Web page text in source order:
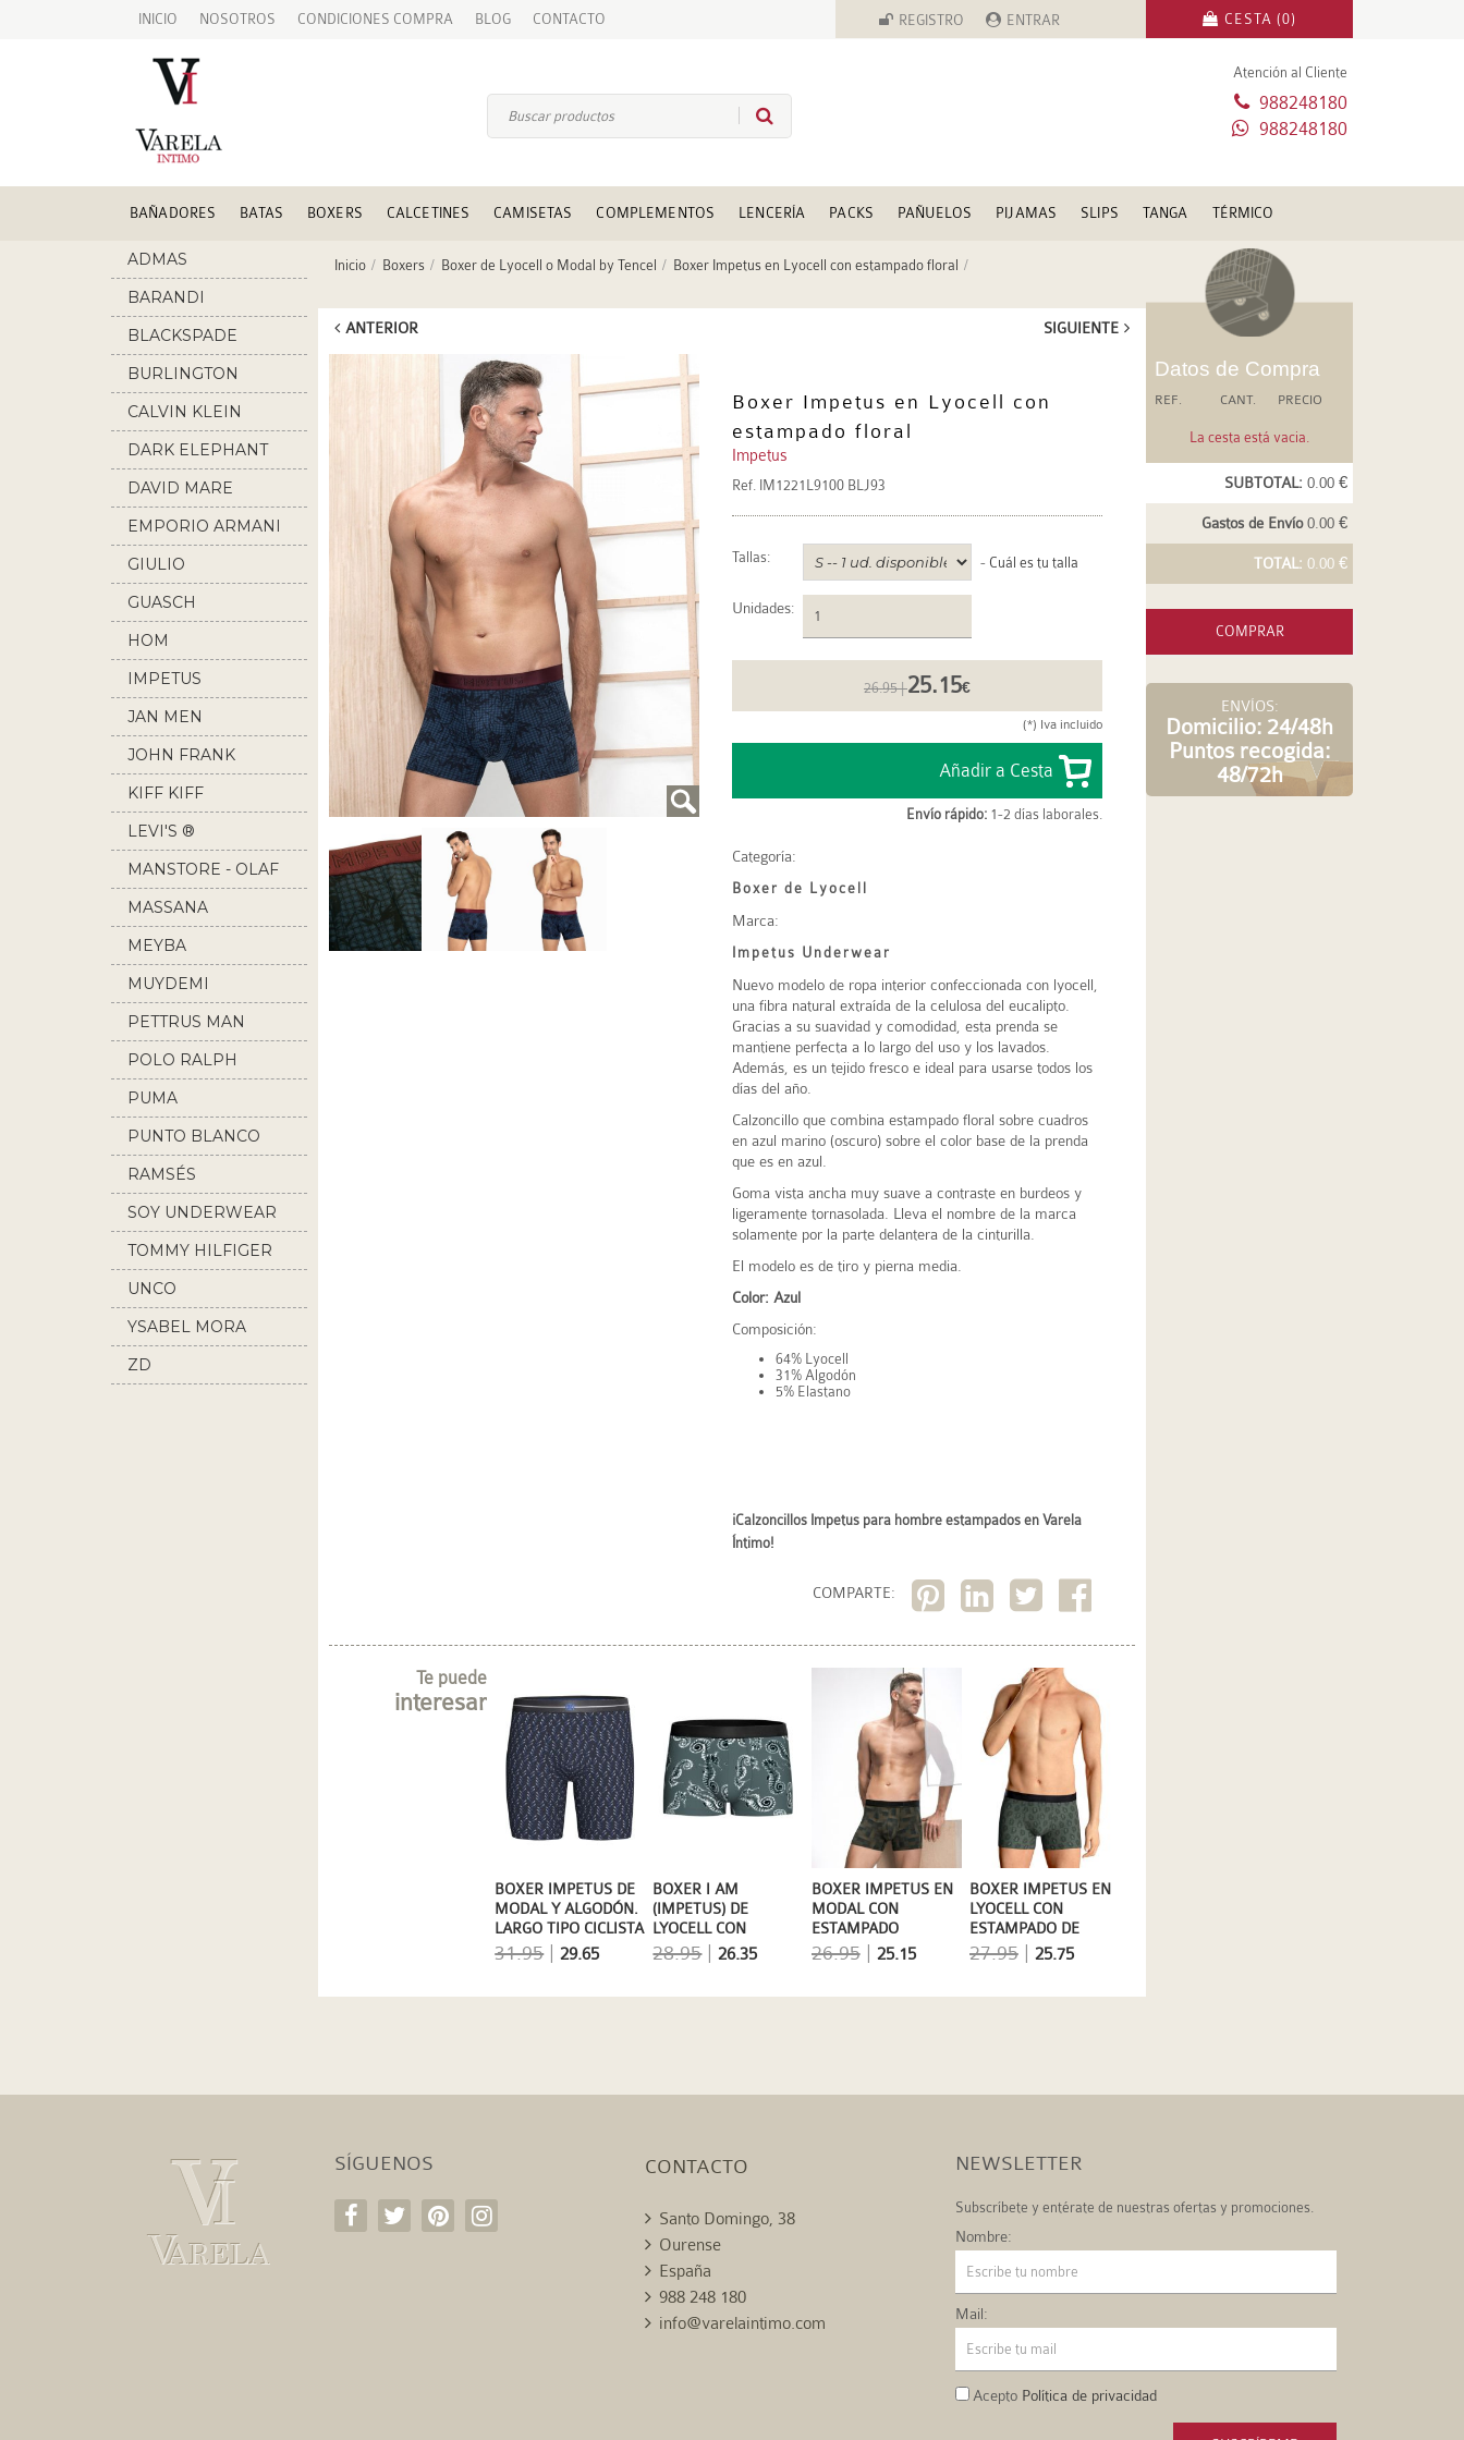
INICIO NOSOTROS CONDICIONES COMPRA BLOG CONTACTO REGISTRO ENTRAR CESTA (0)
Atención al Cliente
988248180
988248180
BAÑADORES BATAS BOXERS CALCETINES CAMISETAS COMPLEMENTOS LENCERÍA PACKS PAÑUELOS PIJAMAS SLIPS TANGA TÉRMICO
ADMAS
BARANDI
BLACKSPADE
BURLINGTON
CALVIN KLEIN
DARK ELEPHANT
DAVID MARE
EMPORIO ARMANI
GIULIO
GUASCH
HOM
IMPETUS
JAN MEN
JOHN FRANK
KIFF KIFF
LEVI'S ®
MANSTORE - OLAF
BENZ
MASSANA
MEYBA
MUYDEMI
PETTRUS MAN
POLO RALPH
LAUREN
PUMA
PUNTO BLANCO
RAMSÉS
SOY UNDERWEAR
TOMMY HILFIGER
UNCO
YSABEL MORA
ZD
Inicio Boxers Boxer de Lyocell o Modal by Tencel Boxer Impetus en Lyocell con estampado floral
ANTERIOR SIGUIENTE
Boxer Impetus en Lyocell con
estampado floral
Impetus
Ref. IM1221L9100 BLJ93
Tallas: - Cuál es tu talla
Unidades:
26.95 |25.15€
(*) Iva incluido
Envío rápido: 1-2 días laborales.
Categoría:
Boxer de Lyocell
Marca:
Impetus Underwear
Nuevo modelo de ropa interior confeccionada con lyocell,
una fibra natural extraída de la celulosa del eucalipto.
Gracias a su suavidad y comodidad, esta prenda se
mantiene perfecta a lo largo del uso y los lavados.
Además, es un tejido fresco e ideal para usarse todos los
días del año.
Calzoncillo que combina estampado floral sobre cuadros
en azul marino (oscuro) sobre el color base de la prenda
que es en azul.
Goma vista ancha muy suave a contraste en burdeos y
ligeramente tornasolada. Lleva el nombre de la marca
solamente por la parte delantera de la cinturilla.
El modelo es de tiro y pierna media.
Color: Azul
Composición:
64% Lyocell
31% Algodón
5% Elastano
¡Calzoncillos Impetus para hombre estampados en Varela
Íntimo!
COMPARTE:
BOXER IMPETUS EN
LYOCELL CON
ESTAMPADO DE
CASHMERES
27.95| 25.75
BOXER IMPETUS EN
MODAL CON
ESTAMPADO
GEOMÉTRICO
26.95| 25.15
BOXER I AM
(IMPETUS) DE
LYOCELL CON
ESTAMPADO DE
CABALLITOS DE MAR
28.95|26.35
BOXER IMPETUS DE
MODAL Y ALGODÓN.
LARGO TIPO CICLISTA
31.95|29.65
Te puede
interesar
Datos de Compra
REF. CANT. PRECIO
La cesta está vacia.
SUBTOTAL: 0.00 €
Gastos de Envío0.00 €
TOTAL: 0.00 €
COMPRAR
ENVÍOS:
Domicilio: 24/48h
Puntos recogida:
48/72h
SÍGUENOS CONTACTO
Santo Domingo, 38
Ourense
España
988 248 180
info@varelaintimo.com
NEWSLETTER
Subscríbete y entérate de nuestras ofertas y promociones.
Nombre:
Mail:
Acepto Política de privacidad